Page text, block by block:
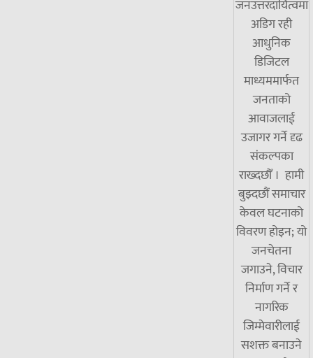
जनउत्तरदायित्वमा
अडिग रही
आधुनिक
डिजिटल
माध्यममार्फत
जनताको
आवाजलाई
उजागर गर्ने दृढ
संकल्पका
राख्दछौँ । हामी
बुझ्दछौं समाचार
केवल घटनाको
विवरण होइन; यो
जनचेतना
जगाउने, विचार
निर्माण गर्ने र
नागरिक
जिम्मेवारीलाई
सशक्त बनाउने